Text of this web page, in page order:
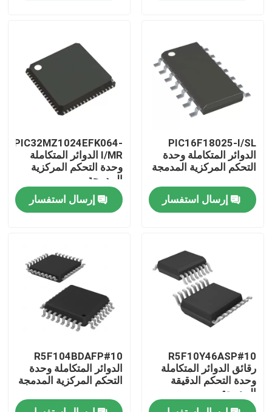
منتجات
أشرطة فيديو
معلومات عنا
جولة في المعمل
اتصل بنا
اطلب اقتباس
رقائق الدوائر المتكاملة
ذاكرة فلاش IC رقاقة
PIC16F18025-I/SL
الدوائر المتكاملة وحدة
التحكم المركزية المدمجة
إرسال استفسار
PIC32MZ1024EFK064-
I/MR الدوائر المتكاملة
وحدة التحكم المركزية
المدمجة
إرسال استفسار
R5F10Y46ASP#10
رقائق الدوائر المتكاملة
وحدة التحكم الدقيقة
المدمجة
R5F104BDAFP#10
الدوائر المتكاملة وحدة
التحكم المركزية المدمجة